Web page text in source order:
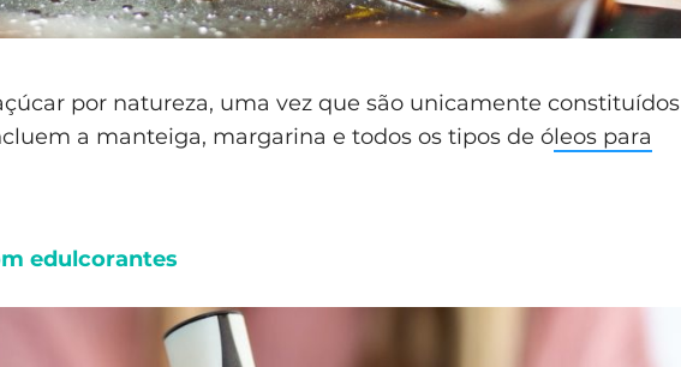
por natureza, uma vez que são unicamente constituídos
a manteiga, margarina e todos os tipos de óleos para
edulcorantes